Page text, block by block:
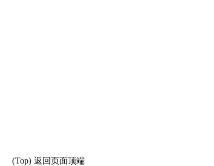
(Top) 返回页面顶端